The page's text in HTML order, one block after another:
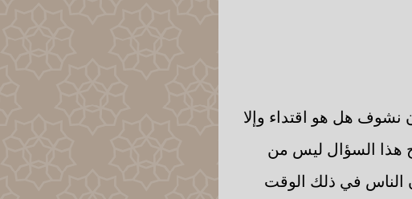
هل هو اقتداء وإلا
هذا السؤال ليس من
الناس في ذلك الوقت